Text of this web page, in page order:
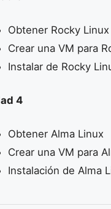
Obtener Rocky Linux
Crear una VM para
Instalar de Rocky
4
Obtener Alma Linux
Crear una VM para
Instalación de Alma